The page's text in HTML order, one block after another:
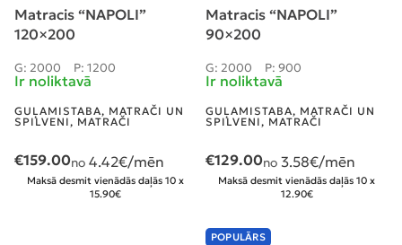
Matracis “NAPOLI”
120×200
G: 2000 P: 1200
Ir noliktavā
GUĻAMISTABA, MATRAČI UN
SPILVENI, MATRAČI
€159.00no 4.42€/mēn
Maksā desmit vienādās daļās 10 x
15.90€
Matracis “NAPOLI”
90×200
G: 2000 P: 900
Ir noliktavā
GUĻAMISTABA, MATRAČI UN
SPILVENI, MATRAČI
€129.00no 3.58€/mēn
Maksā desmit vienādās daļās 10 x
12.90€
POPULĀRS